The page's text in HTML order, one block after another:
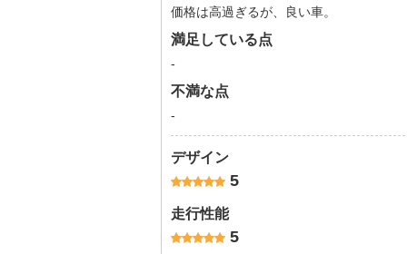
価格は高過ぎるが、良い車。
満足している点
-
不満な点
-
デザイン
5
走行性能
5